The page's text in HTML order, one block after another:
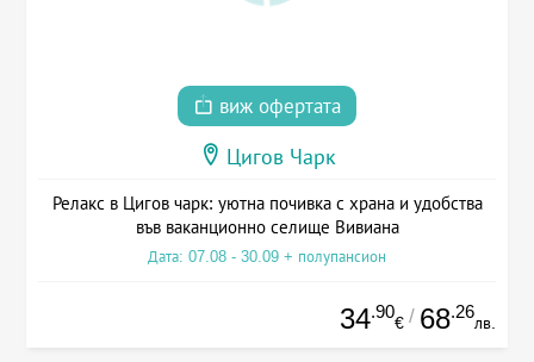
виж офертата
Цигов Чарк
Релакс в Цигов чарк: уютна почивка с храна и удобства
във ваканционно селище Вивиана
Дата: 07.08 - 30.09 + полупансион
34.90
€ / 68.26
лв.